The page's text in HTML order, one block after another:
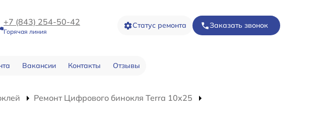
+7 (843) 254-50-42
Горячая линия
Статус ремонта Заказать звонок
Вакансии Контакты Отзывы
Ремонт Цифрового бинокля Terra 10x25